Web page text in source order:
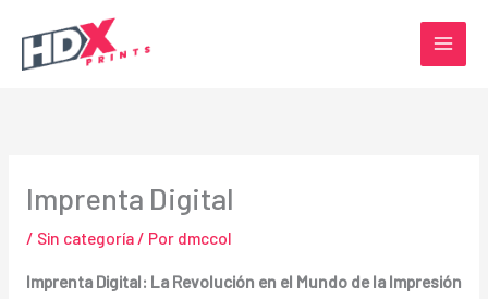
contenido
Imprenta Digital
/ Sin categoría/ Por dmccol
Imprenta Digital: La Revolución en el Mundo de la Impresión